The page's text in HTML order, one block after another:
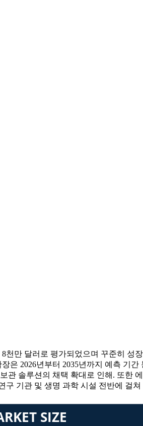
천만 달러로 평가되었으며 꾸준히 성
은 2026년부터 2035년까지 예측 기
관 솔루션의 채택 확대로 인해. 또한
구 기관 및 생명 과학 시설 전반에 걸